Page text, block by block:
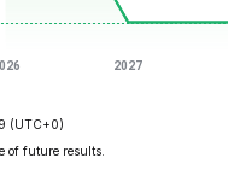
(UTC+0)
of future results.